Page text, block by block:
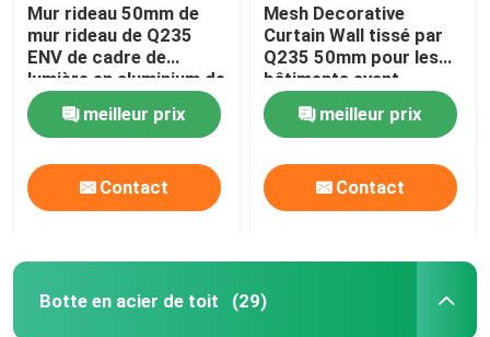
Mur rideau 50mm de
mur rideau de Q235
ENV de cadre de
lumière en aluminium de
profil
meilleur prix
Contact
Mesh Decorative
Curtain Wall tissé par
Q235 50mm pour les
bâtiments ayant
beaucoup d'étages
meilleur prix
Contact
Botte en acier de toit (29)